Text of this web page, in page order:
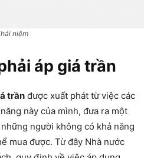
niệm
áp giá trần
trần được xuất phát từ việc các
này của mình, đưa ra một
người không có khả năng
mua được. Từ đây Nhà nước